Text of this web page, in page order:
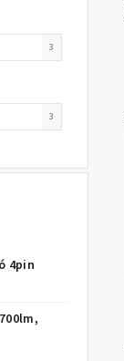
3
3
4pin